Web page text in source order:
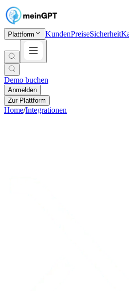
Plattform KundenPreiseSicherheit
Demo buchen
Anmelden
Zur Plattform
Home/Integrationen